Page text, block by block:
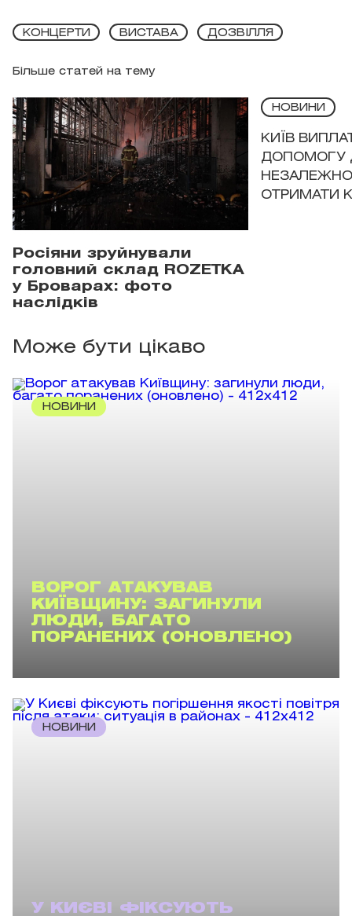
Більше статей на тему
КОНЦЕРТИ ВИСТАВА ДОЗВІЛЛЯ
Росіяни зруйнували
головний склад ROZETKA
у Броварах: фото
наслідків
НОВИНИ
КИЇВ
ДОПОМОГУ
ОТРИМАТИ
Може бути цікаво
НОВИНИ
ВОРОГ АТАКУВАВ
КИЇВЩИНУ: ЗАГИНУЛИ
ЛЮДИ, БАГАТО
ПОРАНЕНИХ (ОНОВЛЕНО)
НОВИНИ
У КИЄВІ ФІКСУЮТЬ